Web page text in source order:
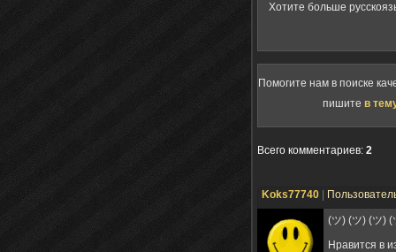
Хотите больше
Помогите нам в поиске
пишите в
Всего комментариев: 2
Koks77740
(ツ) (ツ) (ツ) (
Нравится в